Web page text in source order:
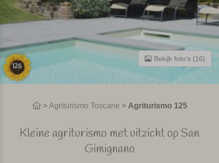
125
Bekijk foto's (16)
>Agriturismo Toscane > Agriturismo 125
Kleine agriturismo met uitzicht op San
Gimignano